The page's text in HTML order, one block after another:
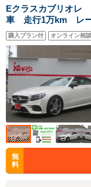
Eクラスカブリオ
車 走行1万km レ
ム フルセグ 360°
ヒーター HUD
購入プラン付 オンライン相
無
料